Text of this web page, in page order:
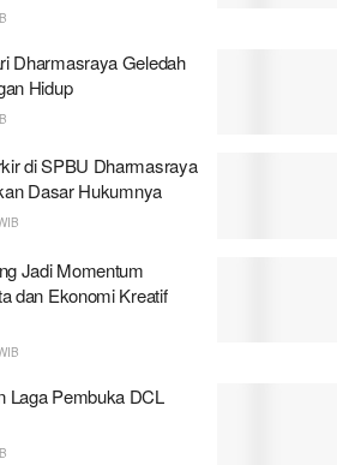
Dharmasraya Geledah
Hidup
di SPBU Dharmasraya
Dasar Hukumnya
Jadi Momentum
dan Ekonomi Kreatif
Laga Pembuka DCL